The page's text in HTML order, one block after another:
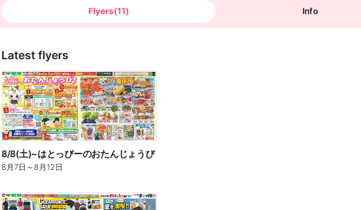
Flyers(11) Info
Latest flyers
8/8(土)~はとっぴーのおたんじょうび
8月7日 ～8月12日